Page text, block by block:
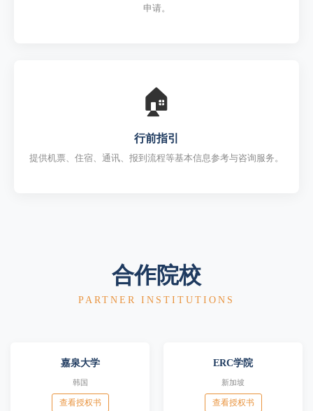
申请。
🏠
行前指引
提供机票、住宿、通讯、报到流程等基本信息参考与咨询服务。
合作院校
PARTNER INSTITUTIONS
嘉泉大学
韩国
查看授权书
ERC学院
新加坡
查看授权书